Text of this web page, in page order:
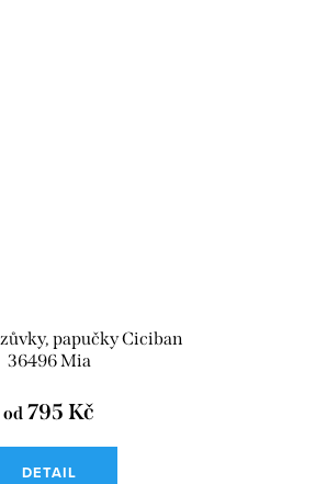
papučky Ciciban
36496 Mia
od 795 Kč
DETAIL